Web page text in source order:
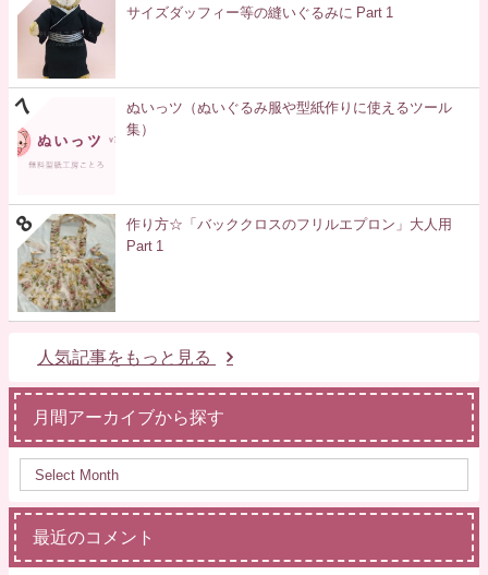
サイズダッフィー等の縫いぐるみに Part 1
ぬいっツ（ぬいぐるみ服や型紙作りに使えるツール
集）
作り方☆「バッククロスのフリルエプロン」大人用
Part 1
人気記事をもっと見る
月間アーカイブから探す
最近のコメント